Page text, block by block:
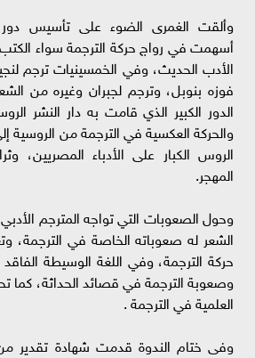
وألقت الغمرى الضوء على تأسيس دور
أسهمت في رواج حركة الترجمة سواء الكتب
الأدب الحديث، وفي الخمسينيات ترجم
فوزه بنوبل، وترجم لجبران وغيره من
الدور الكبير الذي قامت به دار النشر
والحركة العكسية في الترجمة من الروسية
الروس الكبار على الأدباء المصريين،
المهجر.
وحول الصعوبات التي تواجه المترجم
الشعر له صعوباته الخاصة في الترجمة،
حركة الترجمة، وفي اللغة الوسيطة
وصعوبة الترجمة في قصائد الحداثة، كما
العلمية في الترجمة .
وفى ختام الندوة قدمت شهادة تقدير من